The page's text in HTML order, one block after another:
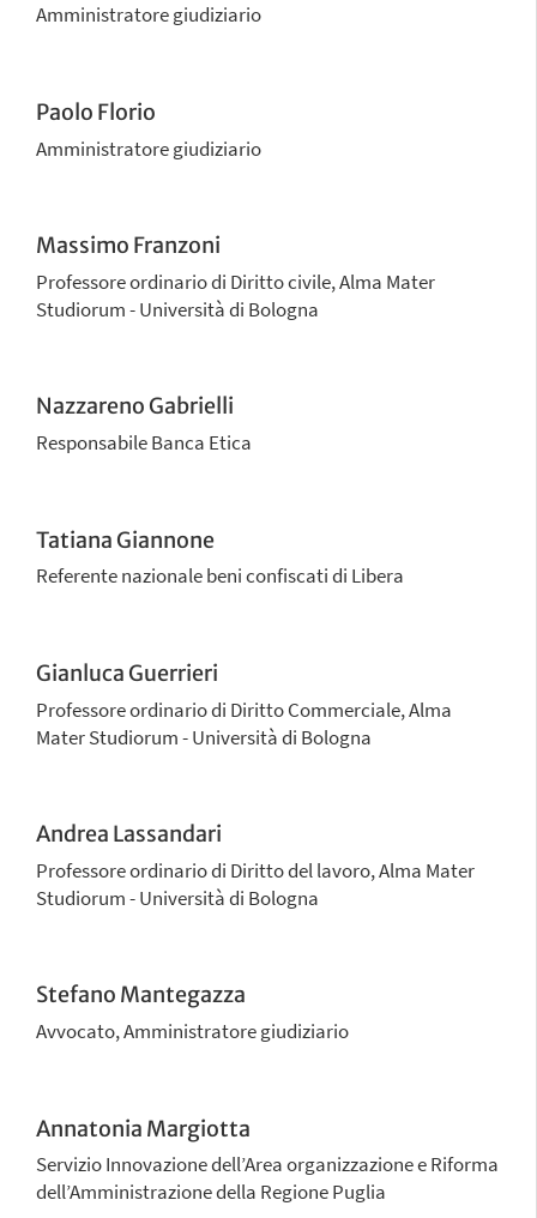
Amministratore giudiziario
Paolo Florio
Amministratore giudiziario
Massimo Franzoni
Professore ordinario di Diritto civile, Alma Mater
Studiorum - Università di Bologna
Nazzareno Gabrielli
Responsabile Banca Etica
Tatiana Giannone
Referente nazionale beni confiscati di Libera
Gianluca Guerrieri
Professore ordinario di Diritto Commerciale, Alma
Mater Studiorum - Università di Bologna
Andrea Lassandari
Professore ordinario di Diritto del lavoro, Alma Mater
Studiorum - Università di Bologna
Stefano Mantegazza
Avvocato, Amministratore giudiziario
Annatonia Margiotta
Servizio Innovazione dell’Area organizzazione e Riforma
dell’Amministrazione della Regione Puglia